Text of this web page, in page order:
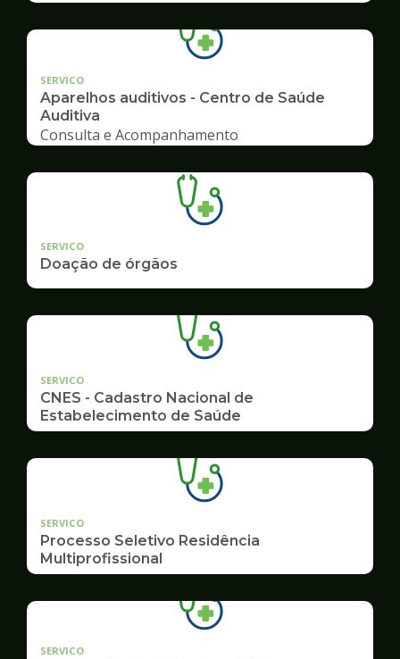
SERVICO
Aparelhos auditivos - Centro de Saúde
Auditiva
Consulta e Acompanhamento
SERVICO
Doação de órgãos
SERVICO
CNES - Cadastro Nacional de
Estabelecimento de Saúde
SERVICO
Processo Seletivo Residência
Multiprofissional
SERVICO